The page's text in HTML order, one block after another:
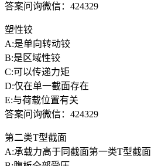
答案问询微信：424329
塑性铰
A:是单向转动铰
B:是区域性铰
C:可以传递力矩
D:仅在单一截面存在
E:与荷载位置有关
答案问询微信：424329
第二类T型截面
A:承载力高于同截面第一类T型截面